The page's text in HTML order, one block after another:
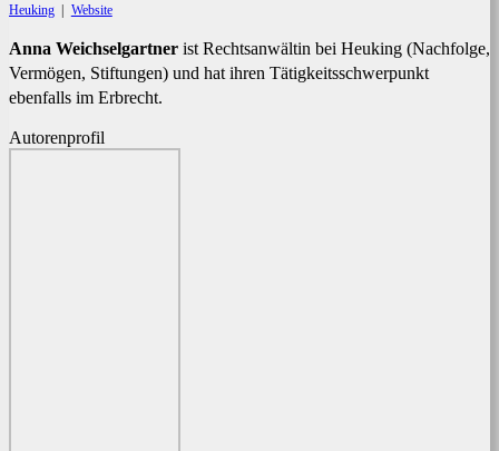
Heuking | Website
Anna Weichselgartner ist Rechtsanwältin bei Heuking (Nachfolge,
Vermögen, Stiftungen) und hat ihren Tätigkeitsschwerpunkt
ebenfalls im Erbrecht.
Autorenprofil